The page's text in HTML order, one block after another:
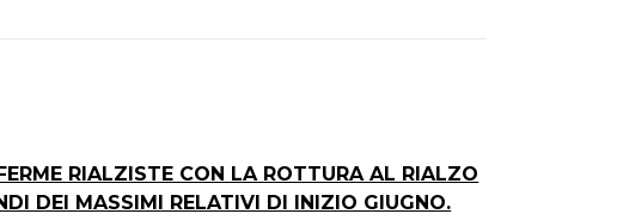
RIALZISTE CON LA ROTTURA AL RIALZO
DEI MASSIMI RELATIVI DI INIZIO GIUGNO.